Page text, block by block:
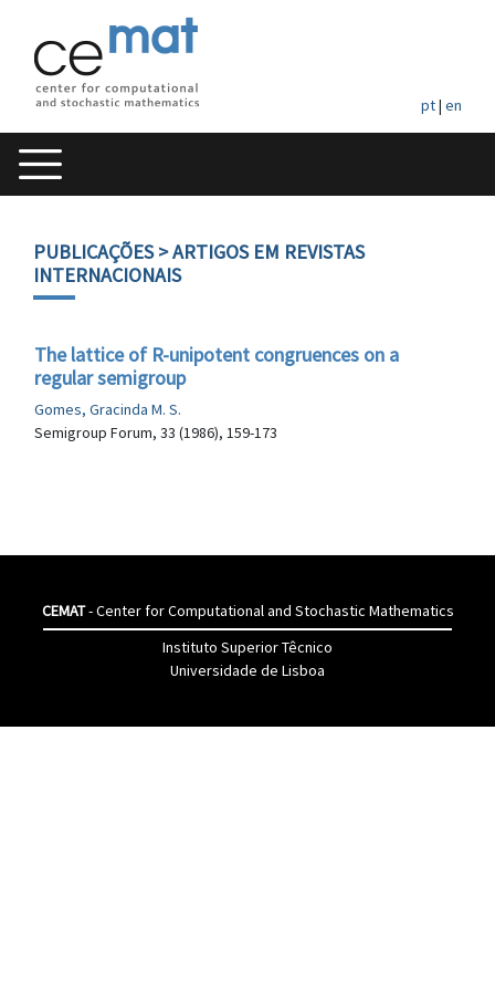
pt| en
PUBLICAÇÕES> ARTIGOS EM REVISTAS
INTERNACIONAIS
The lattice of R-unipotent congruences on a
regular semigroup
Gomes, Gracinda M. S.
Semigroup Forum, 33 (1986), 159-173
CEMAT- Center for Computational and Stochastic Mathematics
Instituto Superior Têcnico
Universidade de Lisboa